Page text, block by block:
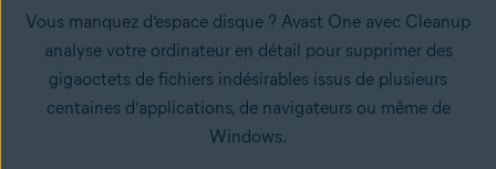
Vous manquez d’espace disque ? Avast One avec Cleanup
analyse votre ordinateur en détail pour supprimer des
gigaoctets de fichiers indésirables issus de plusieurs
centaines d’applications, de navigateurs ou même de
Windows.